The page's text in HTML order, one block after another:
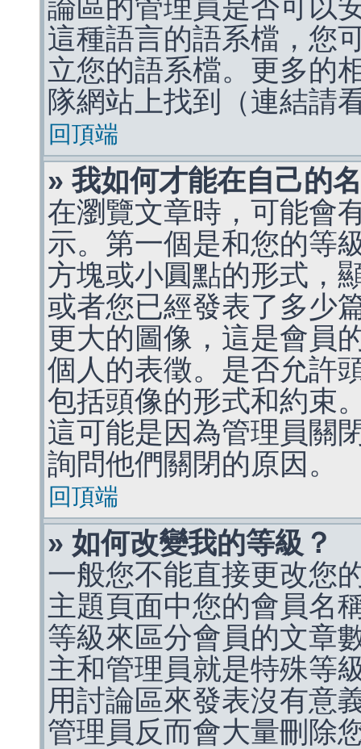
論區的管理員是否可以
這種語言的語系檔，您
立您的語系檔。更多的
隊網站上找到（連結請
回頂端
» 我如何才能在自己的
在瀏覽文章時，可能會
示。第一個是和您的等
方塊或小圓點的形式，
或者您已經發表了多少
更大的圖像，這是會員
個人的表徵。是否允許
包括頭像的形式和約束
這可能是因為管理員關
詢問他們關閉的原因。
回頂端
» 如何改變我的等級？
一般您不能直接更改您
主題頁面中您的會員名
等級來區分會員的文章
主和管理員就是特殊等
用討論區來發表沒有意
管理員反而會大量刪除